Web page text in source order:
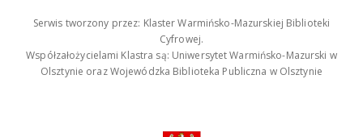
Serwis tworzony przez: Klaster Warmińsko-Mazurskiej Biblioteki
Cyfrowej.
Współzałożycielami Klastra są: Uniwersytet Warmińsko-Mazurski w
Olsztynie oraz Wojewódzka Biblioteka Publiczna w Olsztynie